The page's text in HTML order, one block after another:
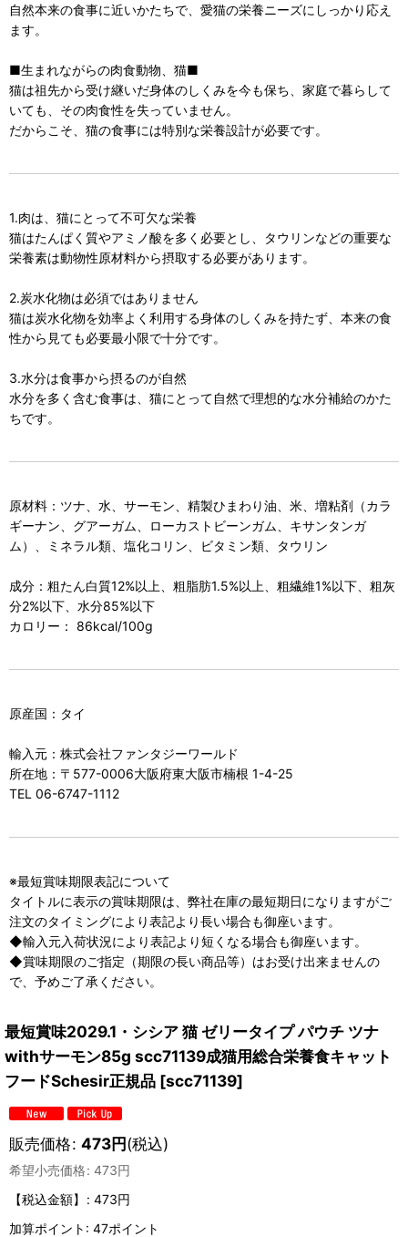
自然本来の食事に近いかたちで、愛猫の栄養ニーズにしっかり応え
ます。
■生まれながらの肉食動物、猫■
猫は祖先から受け継いだ身体のしくみを今も保ち、家庭で暮らして
いても、その肉食性を失っていません。
だからこそ、猫の食事には特別な栄養設計が必要です。
1.肉は、猫にとって不可欠な栄養
猫はたんぱく質やアミノ酸を多く必要とし、タウリンなどの重要な
栄養素は動物性原材料から摂取する必要があります。
2.炭水化物は必須ではありません
猫は炭水化物を効率よく利用する身体のしくみを持たず、本来の食
性から見ても必要最小限で十分です。
3.水分は食事から摂るのが自然
水分を多く含む食事は、猫にとって自然で理想的な水分補給のかた
ちです。
原材料：ツナ、水、サーモン、精製ひまわり油、米、増粘剤（カラ
ギーナン、グアーガム、ローカストビーンガム、キサンタンガ
ム）、ミネラル類、塩化コリン、ビタミン類、タウリン
成分：粗たん白質12%以上、粗脂肪1.5%以上、粗繊維1%以下、粗灰
分2%以下、水分85%以下
カロリー： 86kcal/100g
原産国：タイ
輸入元：株式会社ファンタジーワールド
所在地：〒577-0006大阪府東大阪市楠根 1-4-25
TEL 06-6747-1112
※最短賞味期限表記について
タイトルに表示の賞味期限は、弊社在庫の最短期日になりますがご
注文のタイミングにより表記より長い場合も御座います。
◆輸入元入荷状況により表記より短くなる場合も御座います。
◆賞味期限のご指定（期限の長い商品等）はお受け出来ませんの
で、予めご了承ください。
最短賞味2029.1・シシア 猫 ゼリータイプ パウチ ツナ
withサーモン85g scc71139成猫用総合栄養食キャット
フードSchesir正規品 [scc71139]
販売価格: 473円(税込)
希望小売価格: 473円
【税込金額】
: 473円
加算ポイント: 47ポイント